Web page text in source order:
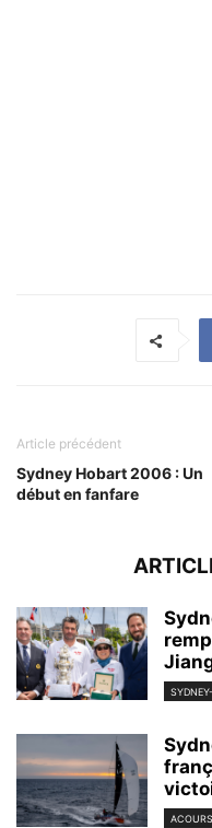
Article précédent
Sydney Hobart 2006 : Un
début en fanfare